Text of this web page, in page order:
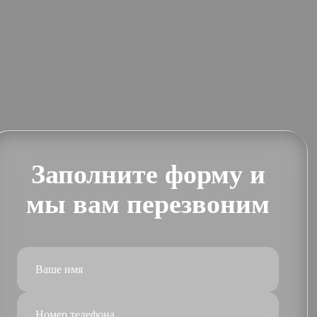
Заполните форму и
мы вам перезвоним